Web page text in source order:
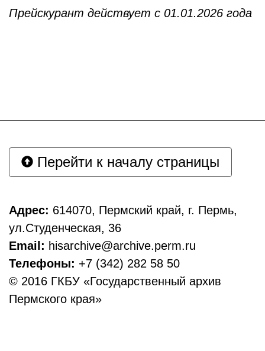
Прейскурант действует с 01.01.2026 года
Перейти к началу страницы
Адрес: 614070, Пермский край, г. Пермь,
ул.Студенческая, 36
Email: hisarchive@archive.perm.ru
Телефоны: +7 (342) 282 58 50
© 2016 ГКБУ «Государственный архив
Пермского края»